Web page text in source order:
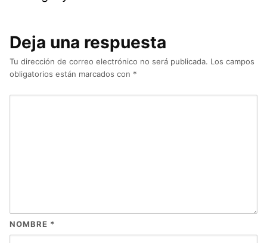
Deja una respuesta
Tu dirección de correo electrónico no será publicada. Los campos
obligatorios están marcados con *
NOMBRE *